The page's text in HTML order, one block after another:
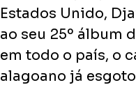
Estados Unido,
ao seu 25º álbum
em todo o país, o
alagoano já